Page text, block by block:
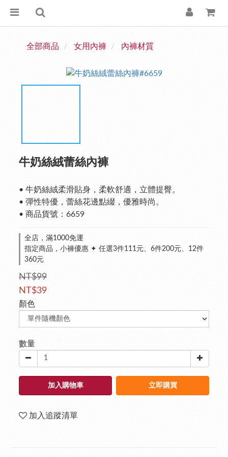
全部商品 女用內褲 內褲材質
牛奶絲絨蕾絲內褲
• 牛奶絲絨柔滑貼身，柔軟舒適，立體提臀。
• 彈性特優，蕾絲花邊點綴，優雅時尚。
• 商品貨號：6659
全店，滿1000免運
指定商品，小褲優惠 ✦ 任選3件111元、6件200元、12件
360元
NT$99
NT$39
顏色
數量
加入購物車 立即購買
加入追蹤清單